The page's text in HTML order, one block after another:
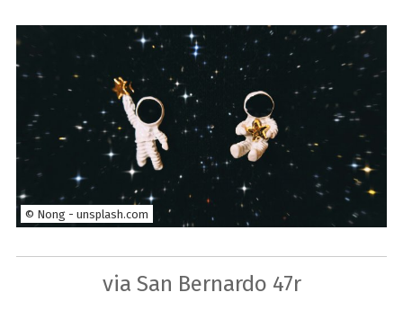
© Nong - unsplash.com
via San Bernardo 47r